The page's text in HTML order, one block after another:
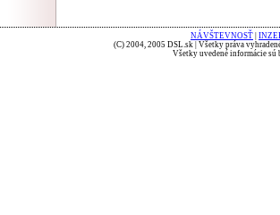
NÁVŠTEVNOSŤ
(C) 2004, 2005 DSL.sk | Všetky práva
Všetky uvedené informácie sú